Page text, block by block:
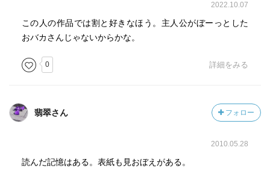
2022.10.07
この人の作品では割と好きなほう。主人公がぼーっとした
おバカさんじゃないからかな。
0 詳細をみる
翡翠さん フォロー
2010.05.28
読んだ記憶はある。表紙も見おぼえがある。